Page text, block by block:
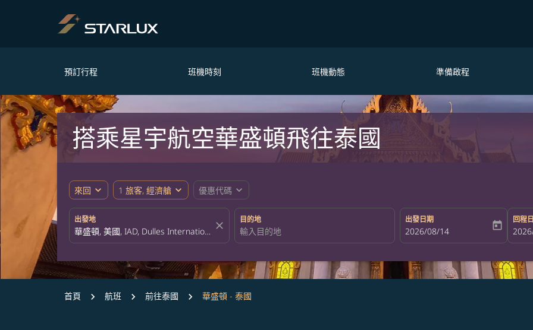
預訂行程 班機時刻 班機動態 準備啟程
搭乘星宇航空華盛頓飛往泰國
來回 expand_more 1 旅客, 經濟艙 expand_more 優惠代碼 expand_more
出發地
close
目的地 出發日期
fc-booking-departure-date-aria-
2026/08/14 today
回程
fc-
首頁 航班 前往泰國 華盛頓 - 泰國